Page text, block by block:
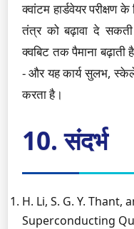
क्वांटम हार्डवेयर परीक्षण
तंत्र को बढ़ावा दे
क्वबिट तक पैमाना बढ़ाती
- और यह कार्य सुलभ,
करता है।
10. संदर्भ
H. Li, S. G. Y. Thant,
Superconducting